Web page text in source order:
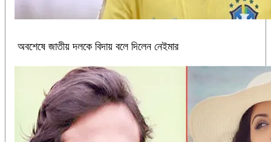
অবশেষে জাতীয় দলকে বিদায় বলে দিলেন নেইমার